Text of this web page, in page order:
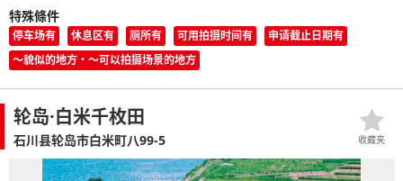
特殊條件
停车场有 休息区有 厕所有 可用拍摄时间有
申请截止日期有
〜貌似的地方・〜可以拍摄场景的地方
轮岛·白米千枚田
石川县轮岛市白米町八99-5 收藏夹